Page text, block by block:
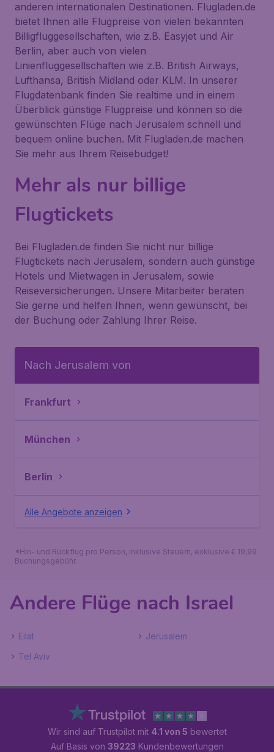
anderen internationalen Destinationen. Flugladen.de
bietet Ihnen alle Flugpreise von vielen bekannten
Billigfluggesellschaften, wie z.B. Easyjet und Air
Berlin, aber auch von vielen
Linienfluggesellschaften wie z.B. British Airways,
Lufthansa, British Midland oder KLM. In unserer
Flugdatenbank finden Sie realtime und in einem
Überblick günstige Flugpreise und können so die
gewünschten Flüge nach Jerusalem schnell und
bequem online buchen. Mit Flugladen.de machen
Sie mehr aus Ihrem Reisebudget!
Mehr als nur billige
Flugtickets
Bei Flugladen.de finden Sie nicht nur billige
Flugtickets nach Jerusalem, sondern auch günstige
Hotels und Mietwagen in Jerusalem, sowie
Reiseversicherungen. Unsere Mitarbeiter beraten
Sie gerne und helfen Ihnen, wenn gewünscht, bei
der Buchung oder Zahlung Ihrer Reise.
Nach Jerusalem von
Frankfurt
München
Berlin
Alle Angebote anzeigen
*Hin- und Rückflug pro Person, inklusive Steuern, exklusive € 19,99
Buchungsgebühr.
Andere Flüge nach Israel
Eilat
Jerusalem
Tel Aviv
Wir sind auf Trustpilot mit 4.1 von 5 bewertet
Auf Basis von 39223 Kundenbewertungen